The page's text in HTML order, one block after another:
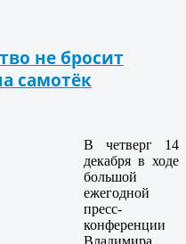
не бросит
самотёк
В четверг 14
декабря в ходе
большой
ежегодной
пресс-
конференции